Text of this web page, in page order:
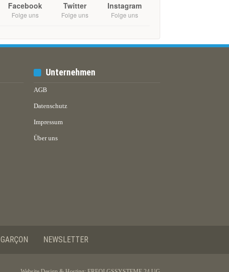
Facebook
Folge uns
Twitter
Folge uns
Instagram
Folge uns
Unternehmen
AGB
Datenschutz
Impressum
Über uns
GARÇON NEWSLETTER